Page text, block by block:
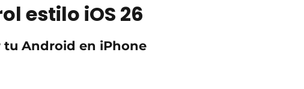
estilo iOS 26
Android en iPhone